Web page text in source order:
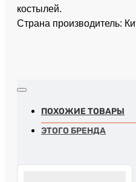
костылей.
Страна производитель:
ПОХОЖИЕ ТОВАРЫ
ЭТОГО БРЕНДА